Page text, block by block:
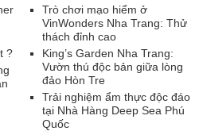
Trò chơi mạo hiểm ở
VinWonders Nha Trang: Thử
thách đỉnh cao
King’s Garden Nha Trang:
Vườn thú độc bản giữa lòng
đảo Hòn Tre
Trải nghiệm ẩm thực độc đáo
tại Nhà Hàng Deep Sea Phú
Quốc
?